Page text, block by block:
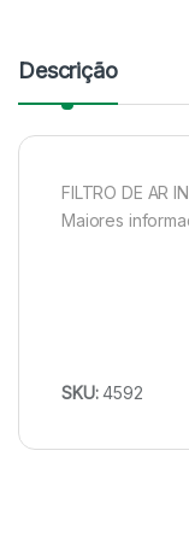
Descrição
FILTRO DE AR
Maiores
SKU:4592